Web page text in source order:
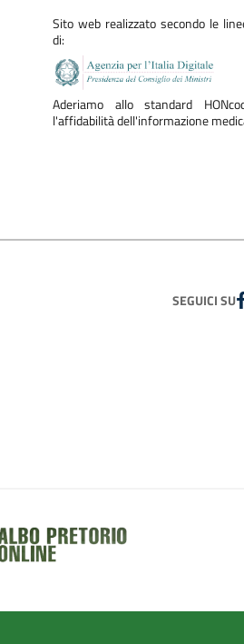
Sito web realizzato secondo le
di:
Aderiamo allo standard
l'affidabilità dell'informazione
SEGUICI SU